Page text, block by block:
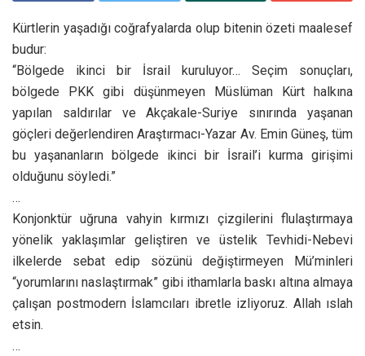
Kürtlerin yaşadığı coğrafyalarda olup bitenin özeti maalesef
budur:
“Bölgede ikinci bir İsrail kuruluyor… Seçim sonuçları,
bölgede PKK gibi düşünmeyen Müslüman Kürt halkına
yapılan saldırılar ve Akçakale-Suriye sınırında yaşanan
göçleri değerlendiren Araştırmacı-Yazar Av. Emin Güneş, tüm
bu yaşananların bölgede ikinci bir İsrail’i kurma girişimi
olduğunu söyledi.”
…
Konjonktür uğruna vahyin kırmızı çizgilerini flulaştırmaya
yönelik yaklaşımlar geliştiren ve üstelik Tevhidi-Nebevi
ilkelerde sebat edip sözünü değiştirmeyen Mü’minleri
“yorumlarını naslaştırmak” gibi ithamlarla baskı altına almaya
çalışan postmodern İslamcıları ibretle izliyoruz. Allah ıslah
etsin.
…